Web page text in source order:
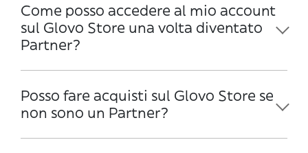
Come posso accedere al mio account
sul Glovo Store una volta diventato
Partner?
Posso fare acquisti sul Glovo Store se
non sono un Partner?